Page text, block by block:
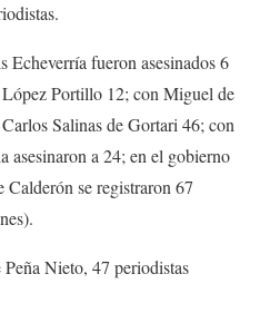
Echeverría fueron asesinados 6
Portillo 12; con Miguel de
Salinas de Gortari 46; con
asesinaron a 24; en el gobierno
se registraron 67
Nieto, 47 periodistas